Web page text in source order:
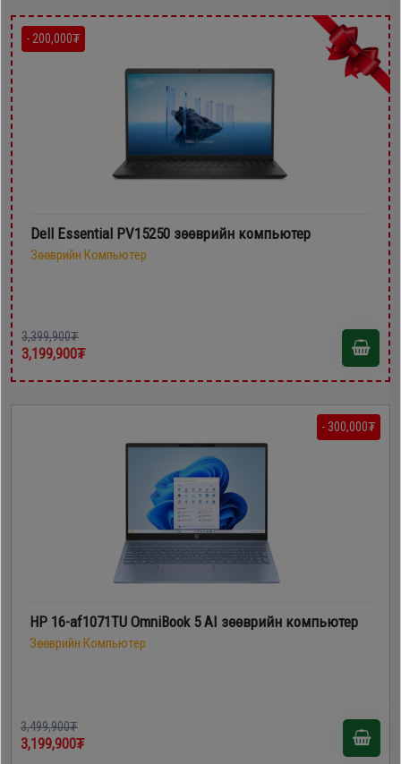
- 200,000₮
Dell Essential PV15250 зөөврийн компьютер
Зөөврийн Компьютер
3,399,900₮
3,199,900₮
- 300,000₮
HP 16-af1071TU OmniBook 5 AI зөөврийн компьютер
Зөөврийн Компьютер
3,499,900₮
3,199,900₮